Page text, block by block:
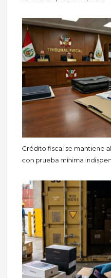
Crédito fiscal se mantiene
con prueba mínima